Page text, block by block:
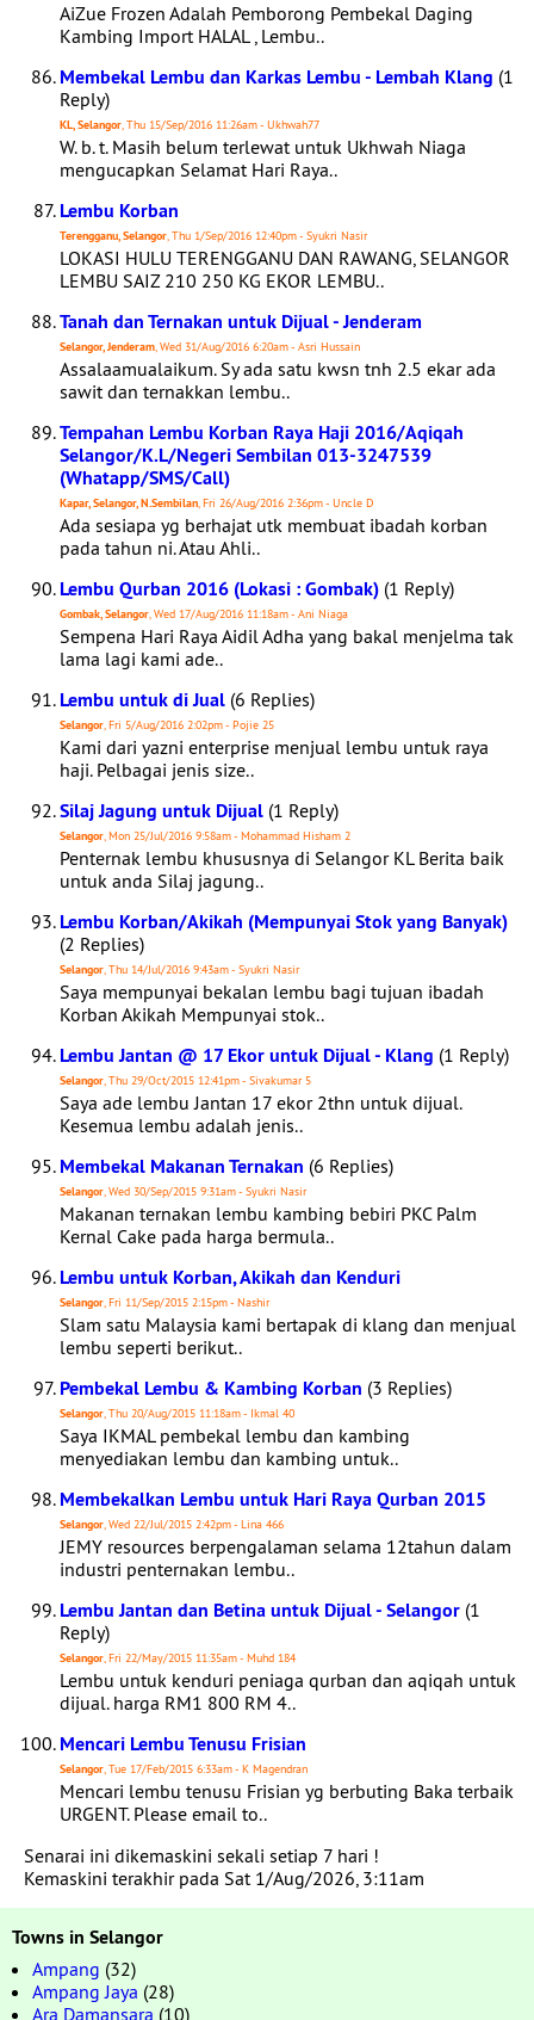
AiZue Frozen Adalah Pemborong Pembekal Daging
Kambing Import HALAL , Lembu..
Membekal Lembu dan Karkas Lembu - Lembah Klang (1
Reply)
KL, Selangor, Thu 15/Sep/2016 11:26am - Ukhwah77
W. b. t. Masih belum terlewat untuk Ukhwah Niaga
mengucapkan Selamat Hari Raya..
Lembu Korban
Terengganu, Selangor, Thu 1/Sep/2016 12:40pm - Syukri Nasir
LOKASI HULU TERENGGANU DAN RAWANG, SELANGOR
LEMBU SAIZ 210 250 KG EKOR LEMBU..
Tanah dan Ternakan untuk Dijual - Jenderam
Selangor, Jenderam, Wed 31/Aug/2016 6:20am - Asri Hussain
Assalaamualaikum. Sy ada satu kwsn tnh 2.5 ekar ada
sawit dan ternakkan lembu..
Tempahan Lembu Korban Raya Haji 2016/Aqiqah
Selangor/K.L/Negeri Sembilan 013-3247539
(Whatapp/SMS/Call)
Kapar, Selangor, N.Sembilan, Fri 26/Aug/2016 2:36pm - Uncle D
Ada sesiapa yg berhajat utk membuat ibadah korban
pada tahun ni. Atau Ahli..
Lembu Qurban 2016 (Lokasi : Gombak) (1 Reply)
Gombak, Selangor, Wed 17/Aug/2016 11:18am - Ani Niaga
Sempena Hari Raya Aidil Adha yang bakal menjelma tak
lama lagi kami ade..
Lembu untuk di Jual (6 Replies)
Selangor, Fri 5/Aug/2016 2:02pm - Pojie 25
Kami dari yazni enterprise menjual lembu untuk raya
haji. Pelbagai jenis size..
Silaj Jagung untuk Dijual (1 Reply)
Selangor, Mon 25/Jul/2016 9:58am - Mohammad Hisham 2
Penternak lembu khususnya di Selangor KL Berita baik
untuk anda Silaj jagung..
Lembu Korban/Akikah (Mempunyai Stok yang Banyak)
(2 Replies)
Selangor, Thu 14/Jul/2016 9:43am - Syukri Nasir
Saya mempunyai bekalan lembu bagi tujuan ibadah
Korban Akikah Mempunyai stok..
Lembu Jantan @ 17 Ekor untuk Dijual - Klang (1 Reply)
Selangor, Thu 29/Oct/2015 12:41pm - Sivakumar 5
Saya ade lembu Jantan 17 ekor 2thn untuk dijual.
Kesemua lembu adalah jenis..
Membekal Makanan Ternakan (6 Replies)
Selangor, Wed 30/Sep/2015 9:31am - Syukri Nasir
Makanan ternakan lembu kambing bebiri PKC Palm
Kernal Cake pada harga bermula..
Lembu untuk Korban, Akikah dan Kenduri
Selangor, Fri 11/Sep/2015 2:15pm - Nashir
Slam satu Malaysia kami bertapak di klang dan menjual
lembu seperti berikut..
Pembekal Lembu & Kambing Korban (3 Replies)
Selangor, Thu 20/Aug/2015 11:18am - Ikmal 40
Saya IKMAL pembekal lembu dan kambing
menyediakan lembu dan kambing untuk..
Membekalkan Lembu untuk Hari Raya Qurban 2015
Selangor, Wed 22/Jul/2015 2:42pm - Lina 466
JEMY resources berpengalaman selama 12tahun dalam
industri penternakan lembu..
Lembu Jantan dan Betina untuk Dijual - Selangor (1
Reply)
Selangor, Fri 22/May/2015 11:35am - Muhd 184
Lembu untuk kenduri peniaga qurban dan aqiqah untuk
dijual. harga RM1 800 RM 4..
Mencari Lembu Tenusu Frisian
Selangor, Tue 17/Feb/2015 6:33am - K Magendran
Mencari lembu tenusu Frisian yg berbuting Baka terbaik
URGENT. Please email to..
Senarai ini dikemaskini sekali setiap 7 hari !
Kemaskini terakhir pada Sat 1/Aug/2026, 3:11am
Towns in Selangor
Ampang (32)
Ampang Jaya (28)
Ara Damansara (10)